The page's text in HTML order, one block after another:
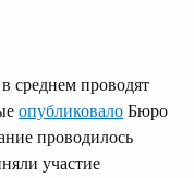
среднем проводят
опубликовало Бюро
проводилось
участие